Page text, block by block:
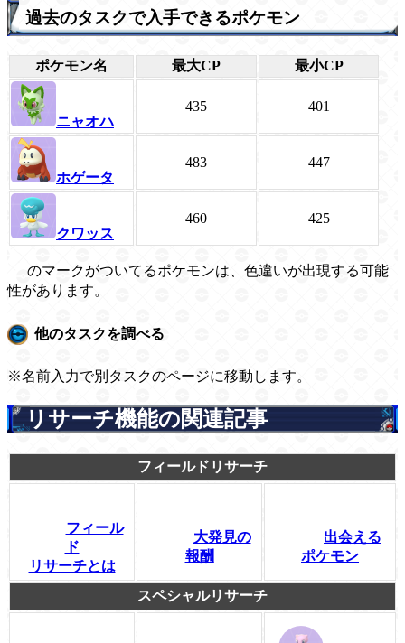
過去のタスクで入手できるポケモン
ポケモン名 最大CP 最小CP
ニャオハ
435 401
ホゲータ
483 447
クワッス
460 425
のマークがついてるポケモンは、色違いが出現する可能
性があります。
他のタスクを調べる
※名前入力で別タスクのページに移動します。
リサーチ機能の関連記事
フィールドリサーチ
フィール
ド
リサーチとは
大発見の
報酬
出会える
ポケモン
スペシャルリサーチ